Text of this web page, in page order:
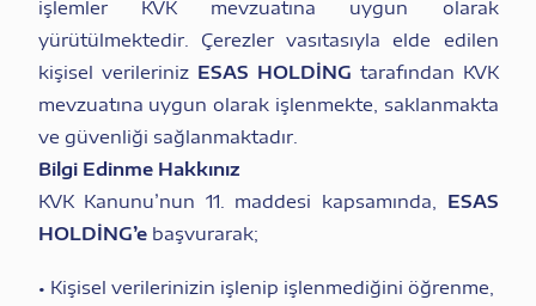
işlemler KVK mevzuatına uygun olarak
yürütülmektedir. Çerezler vasıtasıyla elde edilen
kişisel verileriniz ESAS HOLDİNG tarafından KVK
mevzuatına uygun olarak işlenmekte, saklanmakta
ve güvenliği sağlanmaktadır.
Bilgi Edinme Hakkınız
KVK Kanunu’nun 11. maddesi kapsamında, ESAS
HOLDİNG’e başvurarak;
• Kişisel verilerinizin işlenip işlenmediğini öğrenme,